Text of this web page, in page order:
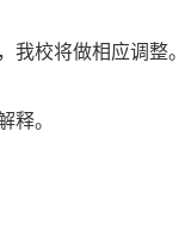
我校将做相应调整。
释。